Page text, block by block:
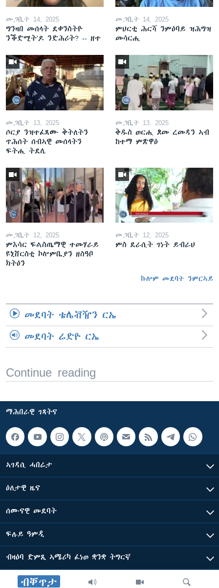
ብቐጥታ
መጋቢት 14, 2025
ግንዛበ መሰላት ደቀንስትዮ
ንቕድሚት'ዶ ንድሕሪት? -- ዘተ
መጋቢት 14, 2025
ምህርቲ ሕርሻ ንምዕባይ ዝሕግዝ
መሳርሒ
መጋቢት 13, 2025
ሶርያ ንዝተፈጸሙ ቅትለትን
ጥሕሰት ሰብኣዊ መሰላትን
ፍትሒ ትደሊ
መጋቢት 13, 2025
ቅዱስ ወርሒ ጾመ ረመዳን ኣብ
ከተማ ምጽዋዕ
መጋቢት 12, 2025
ምእሳር ፍልስጤማዊ ተመሃራይ
ዩኒቨርስቲ ኮሎምቢያን ዘስዓቦ
ክትዕን
መጋቢት 12, 2025
ምስ ደራሲት ገነት ይብራህ
ኩሎም መደባት ንምርኣይ
መደባት ቴሌቭዥን ርኤ
መደባት ሬድዮ ርኤ
Continue reading
ማሕበራዊ ገጻትና
ኣገዳሲ ሓበሬታ
ዕለታዊ ዜና
ሰሙናዊ መደባት
ፍሉይ ዓምዲ
ብዛዕባ ድምጺ ኣሜሪካ ፈነወ ቋንቋ ትግርኛ
ድምጺ ኣመሪካ ብመሰል ጸሓፊ ዝተሓለወዩ።